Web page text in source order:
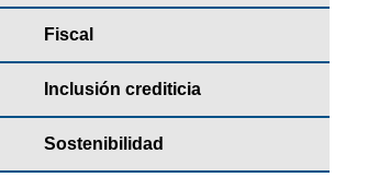
Fiscal
Inclusión crediticia
Sostenibilidad